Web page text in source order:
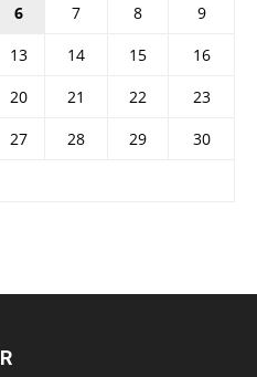
6 7 8
9
13 14 15
16
20 21 22
23
27 28 29
30